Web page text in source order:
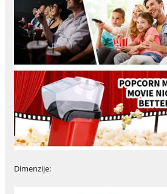
Dimenzije: